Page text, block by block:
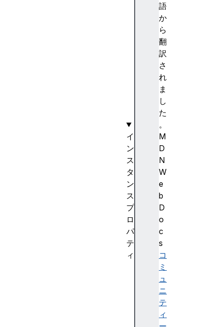
語
か
ら
翻
訳
さ
れ
ま
し
た
。
M
D
N
W
e
b
D
o
c
s
コ
ミ
ュ
ニ
テ
ィ
イ
ン
ス
タ
ン
ス
プ
ロ
パ
テ
ィ